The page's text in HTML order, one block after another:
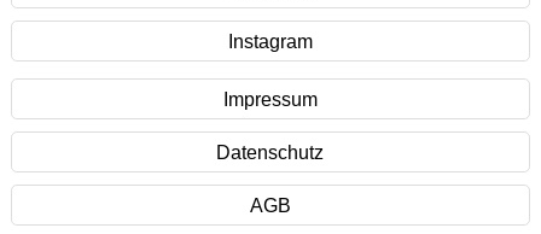
Instagram
Impressum
Datenschutz
AGB